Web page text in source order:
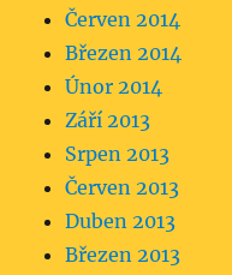
Červen 2014
Březen 2014
Únor 2014
Září 2013
Srpen 2013
Červen 2013
Duben 2013
Březen 2013